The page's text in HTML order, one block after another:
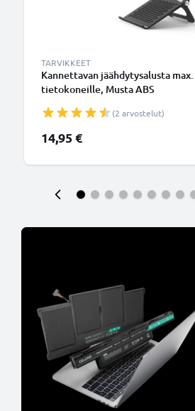
TARVIKKEET
Kannettavan jäähdytysalusta
tietokoneille, Musta ABS
(2 arvostelut)
14,95 €